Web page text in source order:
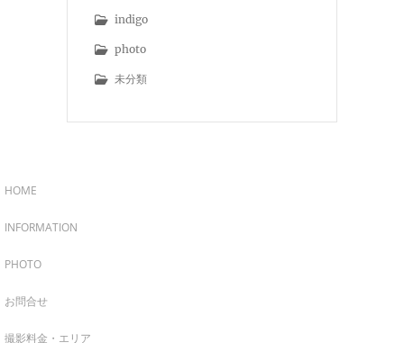
indigo
photo
未分類
HOME
INFORMATION
PHOTO
お問合せ
撮影料金・エリア